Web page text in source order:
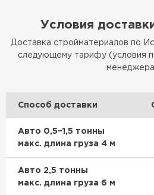
Условия
Доставка стройматериалов по
следующему тарифу (условия
Способ доставки
Авто 0,5–1,5 тонны
макс. длина груза 4 м
Авто 2,5 тонны
макс. длина груза 6 м
ПЕРЕЙТИ
Утеплитель
Утеплитель
Утеплитель Эковер